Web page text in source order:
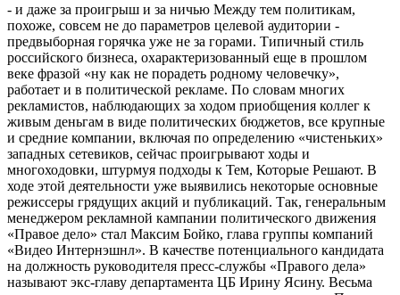
- и даже за проигрыш и за ничью Между тем политикам,
похоже, совсем не до параметров целевой аудитории -
предвыборная горячка уже не за горами. Типичный стиль
российского бизнеса, охарактеризованный еще в прошлом
веке фразой «ну как не порадеть родному человечку»,
работает и в политической рекламе. По словам многих
рекламистов, наблюдающих за ходом приобщения коллег к
живым деньгам в виде политических бюджетов, все крупные
и средние компании, включая по определению «чистеньких»
западных сетевиков, сейчас проигрывают ходы и
многоходовки, штурмуя подходы к Тем, Которые Решают. В
ходе этой деятельности уже выявились некоторые основные
режиссеры грядущих акций и публикаций. Так, генеральным
менеджером рекламной кампании политического движения
«Правое дело» стал Максим Бойко, глава группы компаний
«Видео Интернэшнл». В качестве потенциального кандидата
на должность руководителя пресс-службы «Правого дела»
называют экс-главу департамента ЦБ Ирину Ясину. Весьма